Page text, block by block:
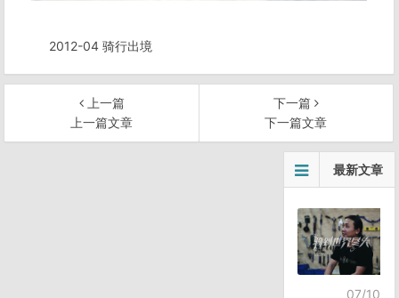
2012-04 骑行出境
上一篇
上一篇文章
下一篇
下一篇文章
最新文章
07/10